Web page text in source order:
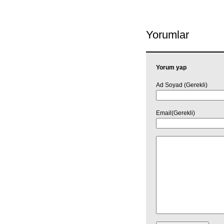
Yorumlar
Yorum yap
Ad Soyad (Gerekli)
Email(Gerekli)